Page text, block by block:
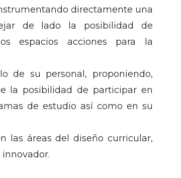
directamente una
de lado la posibilidad de
espacios acciones para la
de su personal, proponiendo,
la posibilidad de participar en
de estudio así como en su
las áreas del diseño curricular,